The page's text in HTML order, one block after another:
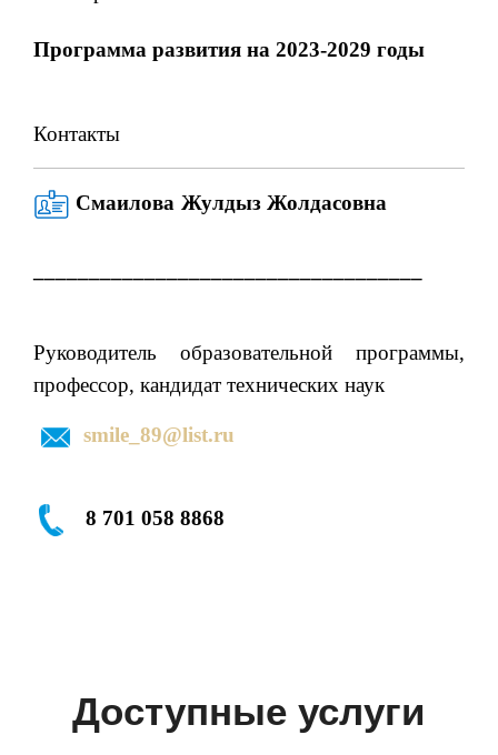
Программа развития на 2023-2029 годы
Контакты
Смаилова Жулдыз Жолдасовна
Руководитель образовательной программы,
профессор, кандидат технических наук
smile_89@list.ru
8 701 058 8868
Доступные услуги